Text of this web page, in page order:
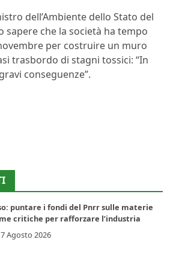
dell’Ambiente dello Stato del
sapere che la società ha tempo
per costruire un muro
trasbordo di stagni tossici: “In
conseguenze”.
puntare i fondi del Pnrr sulle materie
critiche per rafforzare l’industria
7 Agosto 2026